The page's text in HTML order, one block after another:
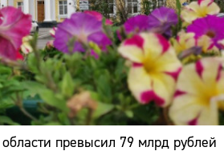
превысил 79 млрд рублей